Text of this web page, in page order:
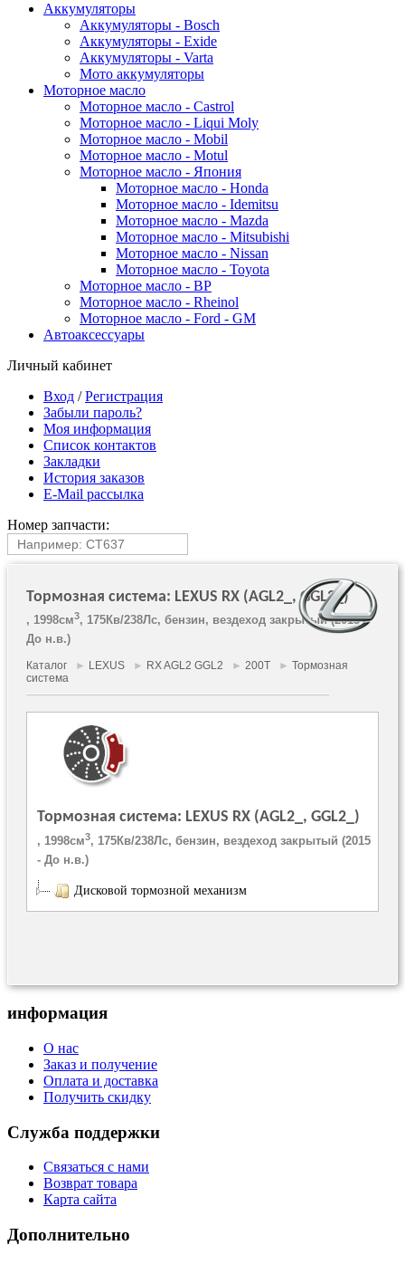
Аккумуляторы
Аккумуляторы - Bosch
Аккумуляторы - Exide
Аккумуляторы - Varta
Мото аккумуляторы
Моторное масло
Моторное масло - Castrol
Моторное масло - Liqui Moly
Моторное масло - Mobil
Моторное масло - Motul
Моторное масло - Япония
Моторное масло - Honda
Моторное масло - Idemitsu
Моторное масло - Mazda
Моторное масло - Mitsubishi
Моторное масло - Nissan
Моторное масло - Toyota
Моторное масло - BP
Моторное масло - Rheinol
Моторное масло - Ford - GM
Автоаксессуары
Личный кабинет
Вход /Регистрация
Забыли пароль?
Моя информация
Список контактов
Закладки
История заказов
E-Mail рассылка
Номер запчасти:
Тормозная система: LEXUS RX (AGL2_, GGL2_)
, 1998см3, 175Кв/238Лс, бензин, вездеход закрытый (2015 -
До н.в.)
Каталог ► LEXUS ► RX AGL2 GGL2 ► 200T ► Тормозная
система
Тормозная система: LEXUS RX (AGL2_, GGL2_)
, 1998см3, 175Кв/238Лс, бензин, вездеход закрытый (2015
- До н.в.)
Дисковой тормозной механизм
информация
О нас
Заказ и получение
Оплата и доставка
Получить скидку
Служба поддержки
Связаться с нами
Возврат товара
Карта сайта
Дополнительно